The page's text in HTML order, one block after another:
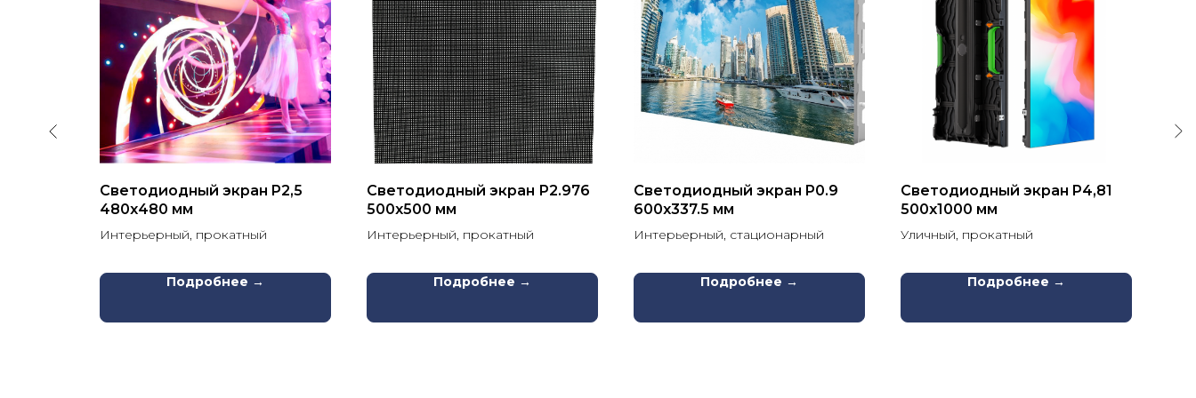
Светодиодный экран P2,5
480х480 мм
Интерьерный, прокатный
Подробнее →
Светодиодный экран Р2.976
500х500 мм
Интерьерный, прокатный
Подробнее →
Светодиодный экран P0.9
600х337.5 мм
Интерьерный, стационарный
Подробнее →
Светодиодный экран P4,81
500х1000 мм
Уличный, прокатный
Подробнее →